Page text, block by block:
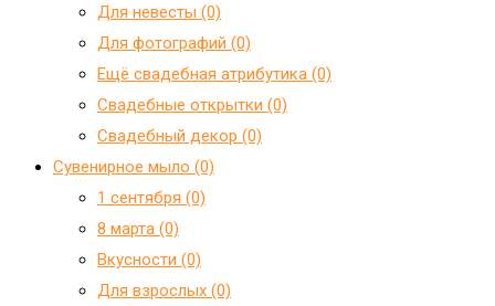
Для невесты (0)
Для фотографий (0)
Ещё свадебная атрибутика (0)
Свадебные открытки (0)
Свадебный декор (0)
Сувенирное мыло (0)
1 сентября (0)
8 марта (0)
Вкусности (0)
Для взрослых (0)